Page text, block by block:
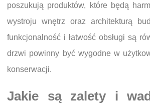
poszukują produktów, które będą
wystroju wnętrz oraz architekturą
funkcjonalność i łatwość obsługi są
drzwi powinny być wygodne w
konserwacji.
Jakie są zalety i